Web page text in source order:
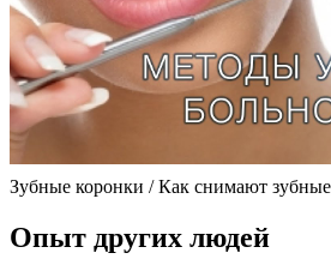
Зубные коронки / Как снимают
Опыт других людей